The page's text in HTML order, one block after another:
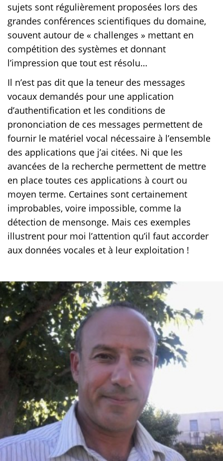
sujets sont régulièrement proposées lors des
grandes conférences scientifiques du domaine,
souvent autour de « challenges » mettant en
compétition des systèmes et donnant
l’impression que tout est résolu…
Il n’est pas dit que la teneur des messages
vocaux demandés pour une application
d’authentification et les conditions de
prononciation de ces messages permettent de
fournir le matériel vocal nécessaire à l’ensemble
des applications que j’ai citées. Ni que les
avancées de la recherche permettent de mettre
en place toutes ces applications à court ou
moyen terme. Certaines sont certainement
improbables, voire impossible, comme la
détection de mensonge. Mais ces exemples
illustrent pour moi l’attention qu’il faut accorder
aux données vocales et à leur exploitation !